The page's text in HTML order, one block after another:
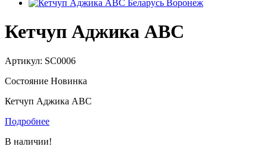
Кетчуп Аджика ABC
Артикул: SC0006
Состояние Новинка
Кетчуп Аджика ABC
Подробнее
В наличии!